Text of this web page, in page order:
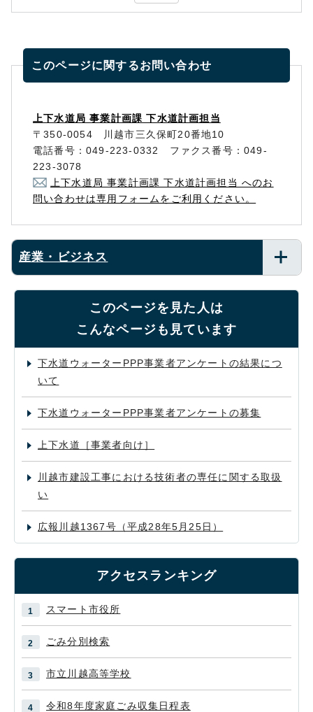
このページに関するお問い合わせ
上下水道局 事業計画課 下水道計画担当
〒350-0054 川越市三久保町20番地10
電話番号：049-223-0332 ファクス番号：049-
223-3078
上下水道局 事業計画課 下水道計画担当 へのお
問い合わせは専用フォームをご利用ください。
産業・ビジネス
このページを見た人は
こんなページも見ています
下水道ウォーターPPP事業者アンケートの結果につ
いて
下水道ウォーターPPP事業者アンケートの募集
上下水道［事業者向け］
川越市建設工事における技術者の専任に関する取扱
い
広報川越1367号（平成28年5月25日）
アクセスランキング
スマート市役所
ごみ分別検索
市立川越高等学校
令和8年度家庭ごみ収集日程表